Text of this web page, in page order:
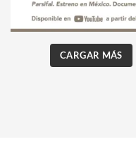
CARGAR MÁS